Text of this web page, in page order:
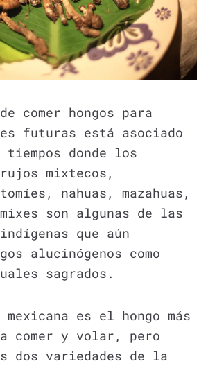
comer hongos para
futuras está asociado
tiempos donde los
mixtecos,
nahuas, mazahuas,
son algunas de las
que aún
alucinógenos como
sagrados.
es el hongo más
comer y volar, pero
dos variedades de la